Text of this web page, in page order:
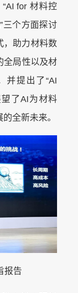
for 材料控
三个方面探讨
，助力材料数
全局性以及材
并提出了“AI
望了AI为材料
全新未来。
报告